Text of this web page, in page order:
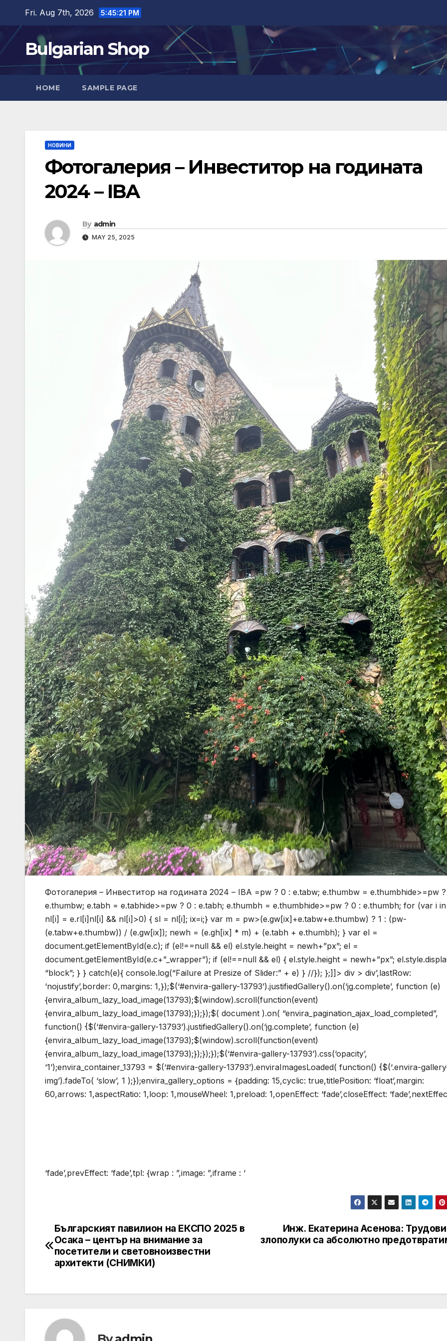
content
Fri. Aug 7th, 2026 5:45:23 PM
Bulgarian Shop
HOME SAMPLE PAGE
НОВИНИ
Фотогалерия – Инвеститор на годината
2024 – IBA
By admin
MAY 25, 2025
Фотогалерия – Инвеститор на годината 2024 – IBA =pw ? 0 : e.tabw; e.thumbw = e.thumbhide>=pw
e.thumbw; e.tabh = e.tabhide>=pw ? 0 : e.tabh; e.thumbh = e.thumbhide>=pw ? 0 : e.thumbh; for (var i
nl[i] = e.rl[i]nl[i] && nl[i]>0) { sl = nl[i]; ix=i;} var m = pw>(e.gw[ix]+e.tabw+e.thumbw) ? 1 : (pw-
(e.tabw+e.thumbw)) / (e.gw[ix]); newh = (e.gh[ix] * m) + (e.tabh + e.thumbh); } var el =
document.getElementById(e.c); if (el!==null && el) el.style.height = newh+”px”; el =
document.getElementById(e.c+”_wrapper”); if (el!==null && el) { el.style.height = newh+”px”;
“block”; } } catch(e){ console.log(“Failure at Presize of Slider:” + e) } //}); };]]> div > div’,lastRow:
‘nojustify’,border: 0,margins: 1,});$(‘#envira-gallery-13793’).justifiedGallery().on(‘jg.complete’, function (e)
{envira_album_lazy_load_image(13793);$(window).scroll(function(event)
{envira_album_lazy_load_image(13793);});});$( document ).on( “envira_pagination_ajax_load_completed”,
function() {$(‘#envira-gallery-13793’).justifiedGallery().on(‘jg.complete’, function (e)
{envira_album_lazy_load_image(13793);$(window).scroll(function(event)
{envira_album_lazy_load_image(13793);});});});$(‘#envira-gallery-13793’).css(‘opacity’,
‘1’);envira_container_13793 = $(‘#envira-gallery-13793’).enviraImagesLoaded( function() {$(‘.envira-
img’).fadeTo( ‘slow’, 1 );});envira_gallery_options = {padding: 15,cyclic: true,titlePosition: ‘float’,margin:
60,arrows: 1,aspectRatio: 1,loop: 1,mouseWheel: 1,preload: 1,openEffect: ‘fade’,closeEffect:
‘fade’,prevEffect: ‘fade’,tpl: {wrap : ”,image: ”,iframe : ‘
Post
navigation
Инж. Екатерина Асенова:
злополуки са абсолютно
Българският павилион на ЕКСПО 2025 в
Осака – център на внимание за
посетители и световноизвестни
архитекти (СНИМКИ)